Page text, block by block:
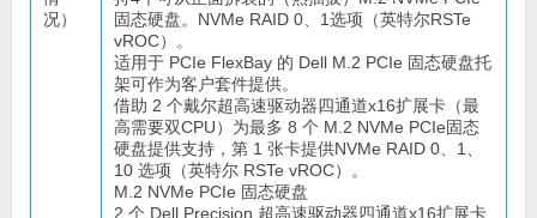
况）
固态硬盘。NVMe RAID 0、1选项（英特尔RSTe
vROC）。
适用于 PCIe FlexBay 的 Dell M.2 PCIe 固态硬盘托
架可作为客户套件提供。
借助 2 个戴尔超高速驱动器四通道x16扩展卡（最
高需要双CPU）为最多 8 个 M.2 NVMe PCIe固态
硬盘提供支持，第 1 张卡提供NVMe RAID 0、1、
10 选项（英特尔 RSTe vROC）。
M.2 NVMe PCIe 固态硬盘
2 个 Dell Precision 超高速驱动器四通道x16扩展卡